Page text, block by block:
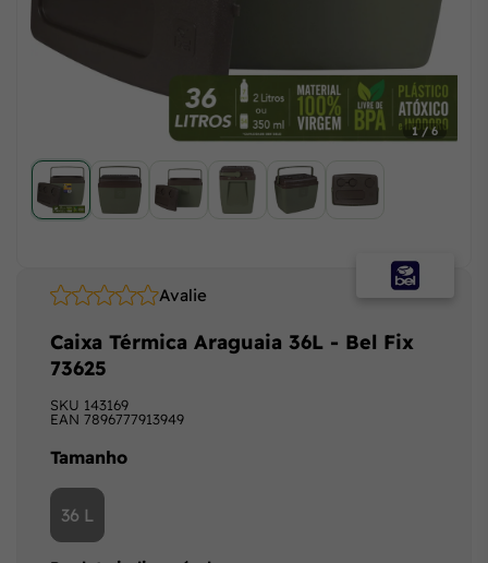
1 / 6
Avalie
SKU 143169
EAN 7896777913949
Caixa Térmica Araguaia 36L - Bel Fix
73625
Tamanho
36 L